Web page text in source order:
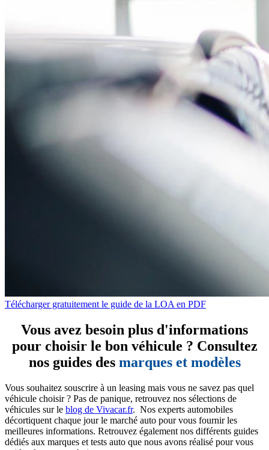
Télécharger gratuitement le guide de la LOA en PDF
Vous avez besoin plus d'informations
pour choisir le bon véhicule ? Consultez
nos guides des marques et modèles
Vous souhaitez souscrire à un leasing mais vous ne savez pas quel
véhicule choisir ? Pas de panique, retrouvez nos sélections de
véhicules sur le blog de Vivacar.fr. Nos experts automobiles
décortiquent chaque jour le marché auto pour vous fournir les
meilleures informations. Retrouvez également nos différents guides
dédiés aux marques et tests auto que nous avons réalisé pour vous